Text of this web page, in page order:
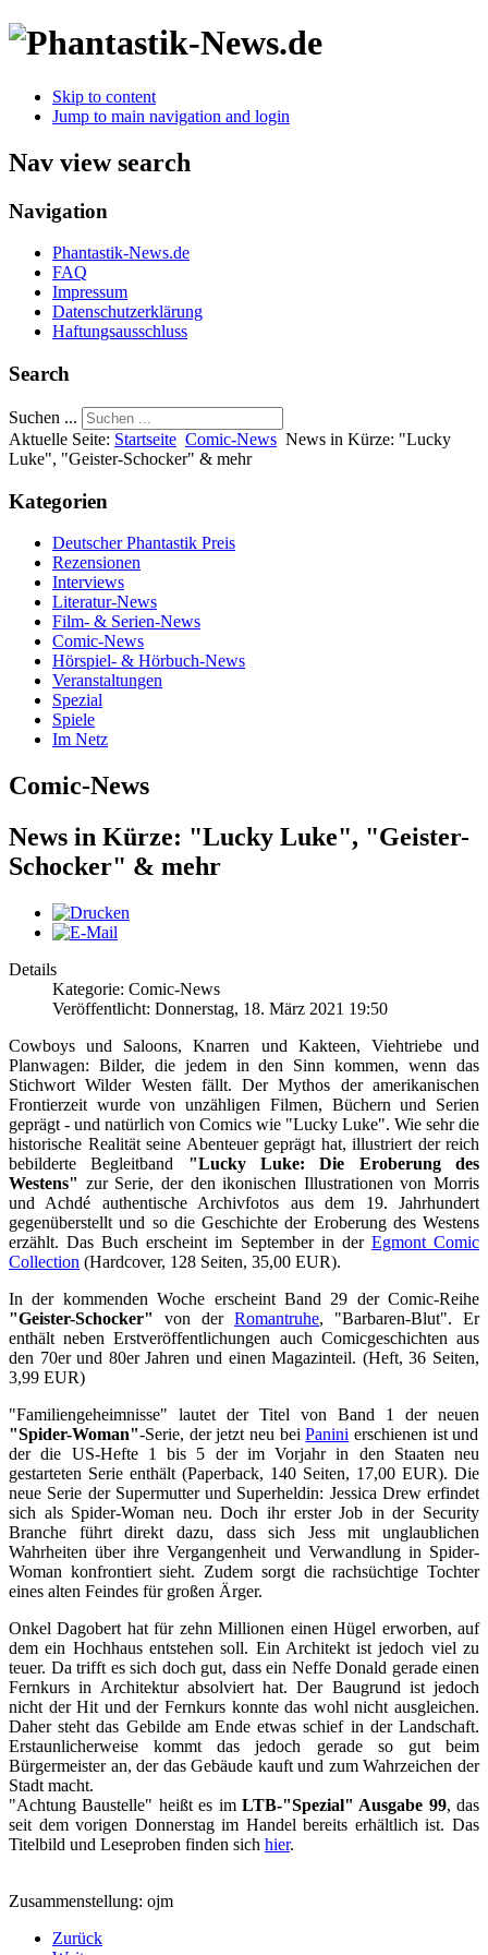
Skip to content
Jump to main navigation and login
Nav view search
Navigation
Phantastik-News.de
FAQ
Impressum
Datenschutzerklärung
Haftungsausschluss
Search
Suchen ...
Aktuelle Seite: Startseite Comic-News News in Kürze: "Lucky
Luke", "Geister-Schocker" & mehr
Kategorien
Deutscher Phantastik Preis
Rezensionen
Interviews
Literatur-News
Film- & Serien-News
Comic-News
Hörspiel- & Hörbuch-News
Veranstaltungen
Spezial
Spiele
Im Netz
Comic-News
News in Kürze: "Lucky Luke", "Geister-
Schocker" & mehr
Details
Kategorie: Comic-News
Veröffentlicht: Donnerstag, 18. März 2021 19:50
Cowboys und Saloons, Knarren und Kakteen, Viehtriebe und
Planwagen: Bilder, die jedem in den Sinn kommen, wenn das
Stichwort Wilder Westen fällt. Der Mythos der amerikanischen
Frontierzeit wurde von unzähligen Filmen, Büchern und Serien
geprägt - und natürlich von Comics wie "Lucky Luke". Wie sehr die
historische Realität seine Abenteuer geprägt hat, illustriert der reich
bebilderte Begleitband "Lucky Luke: Die Eroberung des
Westens" zur Serie, der den ikonischen Illustrationen von Morris
und Achdé authentische Archivfotos aus dem 19. Jahrhundert
gegenüberstellt und so die Geschichte der Eroberung des Westens
erzählt. Das Buch erscheint im September in der Egmont Comic
Collection (Hardcover, 128 Seiten, 35,00 EUR).
In der kommenden Woche erscheint Band 29 der Comic-Reihe
"Geister-Schocker"
von der Romantruhe, "Barbaren-Blut". Er
enthält neben Erstveröffentlichungen auch Comicgeschichten aus
den 70er und 80er Jahren und einen Magazinteil. (Heft, 36 Seiten,
3,99 EUR)
"Familiengeheimnisse" lautet der Titel von Band 1 der neuen
"Spider-Woman"-Serie, der jetzt neu beiPanini erschienen ist und
der die US-Hefte 1 bis 5 der im Vorjahr in den Staaten neu
gestarteten Serie enthält (Paperback, 140 Seiten, 17,00 EUR). Die
neue Serie der Supermutter und Superheldin: Jessica Drew erfindet
sich als Spider-Woman neu. Doch ihr erster Job in der Security
Branche führt direkt dazu, dass sich Jess mit unglaublichen
Wahrheiten über ihre Vergangenheit und Verwandlung in Spider-
Woman konfrontiert sieht. Zudem sorgt die rachsüchtige Tochter
eines alten Feindes für großen Ärger.
Onkel Dagobert hat für zehn Millionen einen Hügel erworben, auf
dem ein Hochhaus entstehen soll. Ein Architekt ist jedoch viel zu
teuer. Da trifft es sich doch gut, dass ein Neffe Donald gerade einen
Fernkurs in Architektur absolviert hat. Der Baugrund ist jedoch
nicht der Hit und der Fernkurs konnte das wohl nicht ausgleichen.
Daher steht das Gebilde am Ende etwas schief in der Landschaft.
Erstaunlicherweise kommt das jedoch gerade so gut beim
Bürgermeister an, der das Gebäude kauft und zum Wahrzeichen der
Stadt macht.
"Achtung Baustelle" heißt es imLTB-"Spezial" Ausgabe 99, das
seit dem vorigen Donnerstag im Handel bereits erhältlich ist. Das
Titelbild und Leseproben finden sich hier.
Zusammenstellung: ojm
Zurück